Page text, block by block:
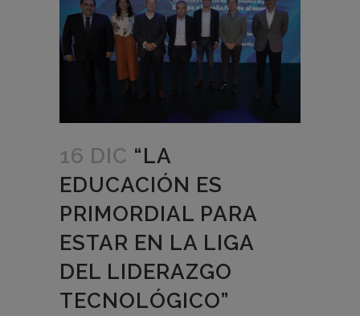
16 DIC “LA
EDUCACIÓN ES
PRIMORDIAL PARA
ESTAR EN LA LIGA
DEL LIDERAZGO
TECNOLÓGICO”